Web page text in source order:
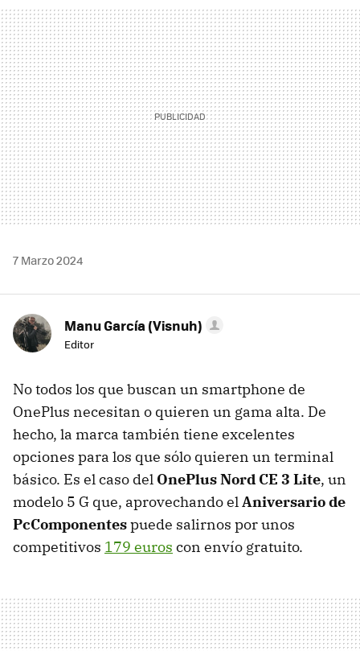
MAIL
7 Marzo 2024
Manu García (Visnuh)
Editor
No todos los que buscan un smartphone de
OnePlus necesitan o quieren un gama alta. De
hecho, la marca también tiene excelentes
opciones para los que sólo quieren un terminal
básico. Es el caso del OnePlus Nord CE 3 Lite, un
modelo 5 G que, aprovechando elAniversario de
PcComponentespuede salirnos por unos
competitivos 179 euros con envío gratuito.